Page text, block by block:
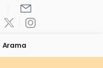
Arama